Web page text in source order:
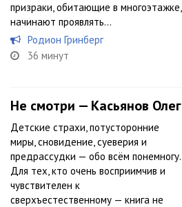
призраки, обитающие в многоэтажке,
начинают проявлять...
Родион Гринберг
36 минут
Не смотри — Касьянов Олег
Детские страхи, потусторонние
миры, сновидение, суеверия и
предрассудки — обо всём понемногу.
Для тех, кто очень восприимчив и
чувствителен к
сверхъестественному — книга не